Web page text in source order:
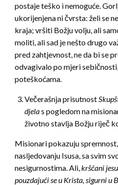
postaje teško i nemoguće.
ukorijenjena ni čvrsta: želi se
kraja; vršiti Božju volju, ali
moliti, ali sad je nešto drugo
pred zahtjevnost, ne da bi se
odvagivalo po mjeri
poteškoćama.
Večerašnja prisutnost
djelas pogledom na
životno stavlja Božju riječ
Misionari pokazuju
nasljedovanju Isusa, sa svim
nesigurnostima. Ali, kršćani
pouzdajući se u Krista, sigurni u